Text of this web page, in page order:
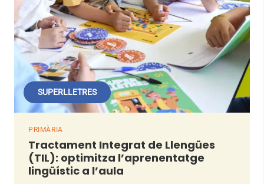
SUPERLLETRES
PRIMÀRIA
Tractament Integrat de Llengües
(TIL): optimitza l’aprenentatge
lingüístic a l’aula